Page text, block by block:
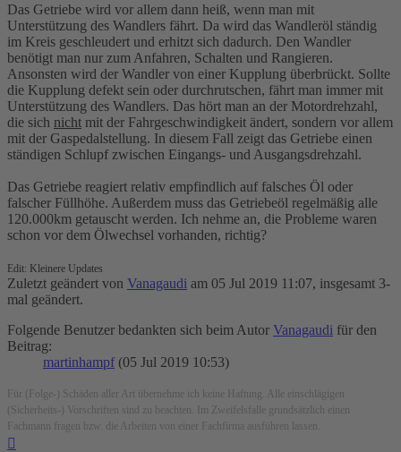
Das Getriebe wird vor allem dann heiß, wenn man mit
Unterstützung des Wandlers fährt. Da wird das Wandleröl ständig
im Kreis geschleudert und erhitzt sich dadurch. Den Wandler
benötigt man nur zum Anfahren, Schalten und Rangieren.
Ansonsten wird der Wandler von einer Kupplung überbrückt. Sollte
die Kupplung defekt sein oder durchrutschen, fährt man immer mit
Unterstützung des Wandlers. Das hört man an der Motordrehzahl,
die sich nicht mit der Fahrgeschwindigkeit ändert, sondern vor allem
mit der Gaspedalstellung. In diesem Fall zeigt das Getriebe einen
ständigen Schlupf zwischen Eingangs- und Ausgangsdrehzahl.
Das Getriebe reagiert relativ empfindlich auf falsches Öl oder
falscher Füllhöhe. Außerdem muss das Getriebeöl regelmäßig alle
120.000km getauscht werden. Ich nehme an, die Probleme waren
schon vor dem Ölwechsel vorhanden, richtig?
Edit: Kleinere Updates
Zuletzt geändert von Vanagaudi am 05 Jul 2019 11:07, insgesamt 3-
mal geändert.
Folgende Benutzer bedankten sich beim Autor Vanagaudi für den
Beitrag:
martinhampf (05 Jul 2019 10:53)
Für (Folge-) Schäden aller Art übernehme ich keine Haftung. Alle einschlägigen
(Sicherheits-) Vorschriften sind zu beachten. Im Zweifelsfalle grundsätzlich einen
Fachmann fragen bzw. die Arbeiten von einer Fachfirma ausführen lassen.